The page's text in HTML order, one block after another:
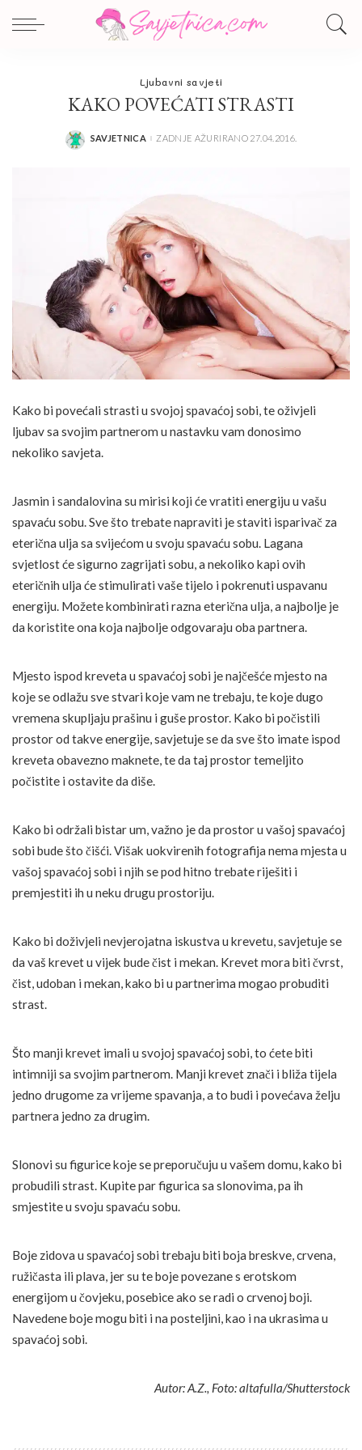
Ljubavni savjeti
KAKO POVEĆATI STRASTI
POSTED
SAVJETNICA ZADNJE AŽURIRANO 27.04.2016.
Kako bi povećali strasti u svojoj spavaćoj sobi, te oživjeli
ljubav sa svojim partnerom u nastavku vam donosimo
nekoliko savjeta.
Jasmin i sandalovina su mirisi koji će vratiti energiju u vašu
spavaću sobu. Sve što trebate napraviti je staviti isparivač za
eterična ulja sa svijećom u svoju spavaću sobu. Lagana
svjetlost će sigurno zagrijati sobu, a nekoliko kapi ovih
eteričnih ulja će stimulirati vaše tijelo i pokrenuti uspavanu
energiju. Možete kombinirati razna eterična ulja, a najbolje je
da koristite ona koja najbolje odgovaraju oba partnera.
Mjesto ispod kreveta u spavaćoj sobi je najčešće mjesto na
koje se odlažu sve stvari koje vam ne trebaju, te koje dugo
vremena skupljaju prašinu i guše prostor. Kako bi počistili
prostor od takve energije, savjetuje se da sve što imate ispod
kreveta obavezno maknete, te da taj prostor temeljito
počistite i ostavite da diše.
Kako bi održali bistar um, važno je da prostor u vašoj spavaćoj
sobi bude što čišći. Višak uokvirenih fotografija nema mjesta u
vašoj spavaćoj sobi i njih se pod hitno trebate riješiti i
premjestiti ih u neku drugu prostoriju.
Kako bi doživjeli nevjerojatna iskustva u krevetu, savjetuje se
da vaš krevet u vijek bude čist i mekan. Krevet mora biti čvrst,
čist, udoban i mekan, kako bi u partnerima mogao probuditi
strast.
Što manji krevet imali u svojoj spavaćoj sobi, to ćete biti
intimniji sa svojim partnerom. Manji krevet znači i bliža tijela
jedno drugome za vrijeme spavanja, a to budi i povećava želju
partnera jedno za drugim.
Slonovi su figurice koje se preporučuju u vašem domu, kako bi
probudili strast. Kupite par figurica sa slonovima, pa ih
smjestite u svoju spavaću sobu.
Boje zidova u spavaćoj sobi trebaju biti boja breskve, crvena,
ružičasta ili plava, jer su te boje povezane s erotskom
energijom u čovjeku, posebice ako se radi o crvenoj boji.
Navedene boje mogu biti i na posteljini, kao i na ukrasima u
spavaćoj sobi.
Autor: A.Z., Foto: altafulla/Shutterstock